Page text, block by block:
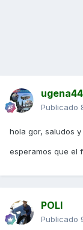
ugena44
Publicado
hola gor, saludos
esperamos que el
POLI
Publicado